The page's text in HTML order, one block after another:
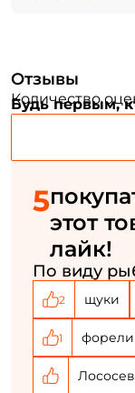
Отзывы
Количество
Будь первым,
5
этот
лайк!
По виду
2 щуки
1
Повторите
У